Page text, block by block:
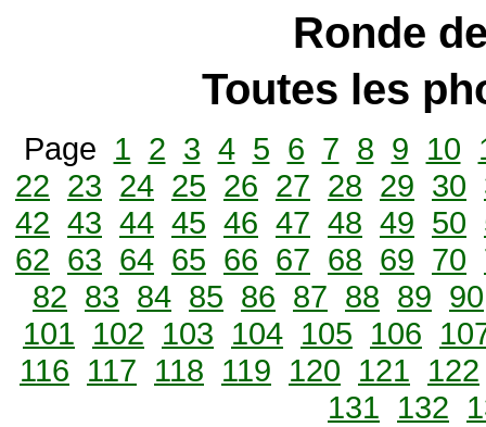
Ronde
Toutes les
Page 1 2 3 4 5 6 7 8 9 10
22 23 24 25 26 27 28 29 30
42 43 44 45 46 47 48 49 50
62 63 64 65 66 67 68 69 70
82 83 84 85 86 87 88 89 90
101 102 103 104 105 106
116 117 118 119 120 121 122
131 132